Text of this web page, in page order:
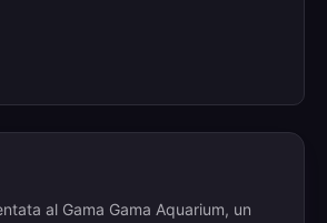
al Gama Gama Aquarium, un